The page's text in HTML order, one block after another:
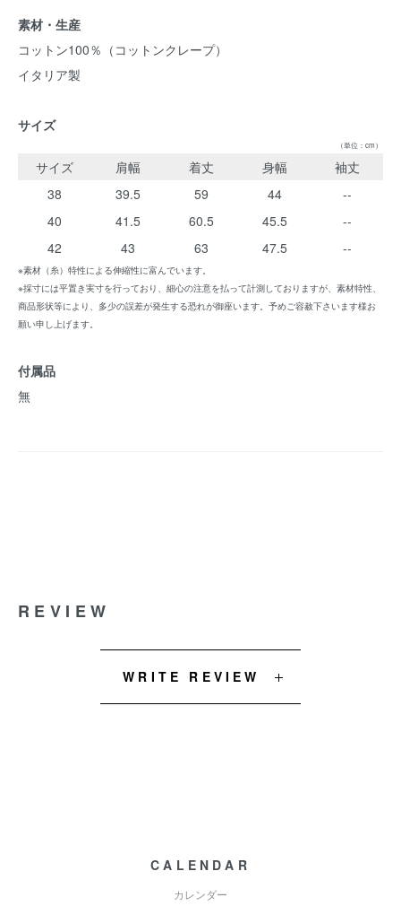
素材・生産
コットン100％（コットンクレープ）
イタリア製
サイズ
（単位：cm）
サイズ 肩幅 着丈 身幅
袖丈
38
39.5 59 44
--
40
41.5 60.5 45.5
--
42
43 63 47.5 --
※素材（糸）特性による伸縮性に富んでいます。
※採寸には平置き実寸を行っており、細心の注意を払って計測しておりますが、素材特性、
商品形状等により、多少の誤差が発生する恐れが御座います。予めご容赦下さいます様お
願い申し上げます。
付属品
無
REVIEW
WRITE REVIEW
CALENDAR
カレンダー